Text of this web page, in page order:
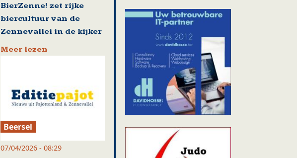
BierZenne! zet rijke
biercultuur van de
Zennevallei in de kijker
Meer lezen
Beersel
07/04/2026 - 08:29